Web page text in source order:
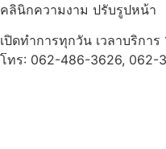
คลินิกความงาม ปรับรูปหน้า
เปิดทำการทุกวัน เวลาบริกา
โทร: 062-486-3626,